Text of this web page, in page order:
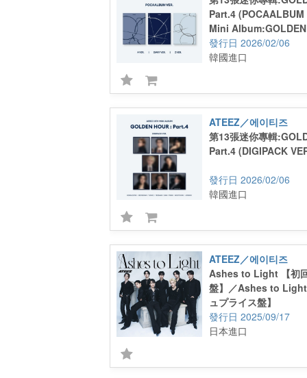
Part.4
Mini
(POCAALBUM VER.)
2026/02/06
韓國進口
ATEEZ／에이티즈
第13張迷你專輯
Part.4 (DIGIPACK
2026/02/06
韓國進口
ATEEZ／에이티즈
Ashes to Light 【初
盤】／Ashes to
ュプライス盤】
2025/09/17
日本進口